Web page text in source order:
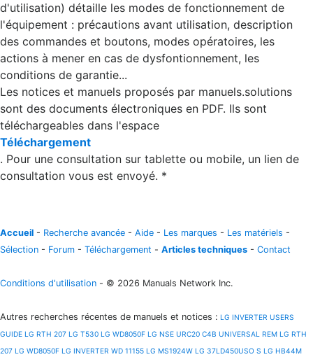
d'utilisation) détaille les modes de fonctionnement de
l'équipement : précautions avant utilisation, description
des commandes et boutons, modes opératoires, les
actions à mener en cas de dysfontionnement, les
conditions de garantie...
Les notices et manuels proposés par manuels.solutions
sont des documents électroniques en PDF. Ils sont
téléchargeables dans l'espace
Téléchargement
. Pour une consultation sur tablette ou mobile, un lien de
consultation vous est envoyé. *
Accueil - Recherche avancée - Aide - Les marques - Les matériels -
Sélection - Forum - Téléchargement - Articles techniques - Contact
Conditions d'utilisation - © 2026 Manuals Network Inc.
Autres recherches récentes de manuels et notices : LG INVERTER USERS
GUIDE LG RTH 207 LG T530 LG WD8050F LG NSE URC20 C4B UNIVERSAL REM LG RTH
207 LG WD8050F LG INVERTER WD 11155 LG MS1924W LG 37LD450USO S LG HB44M